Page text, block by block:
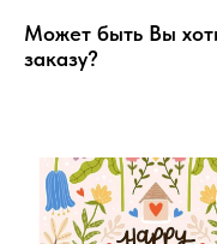
Может быть Вы
заказу?